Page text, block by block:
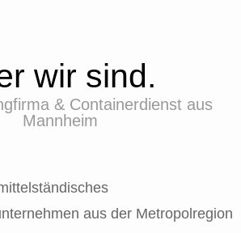
GESCHÄFTSBEDINGUNGEN.
wir sind.
& Containerdienst aus
Mannheim
aus der Metropolregion